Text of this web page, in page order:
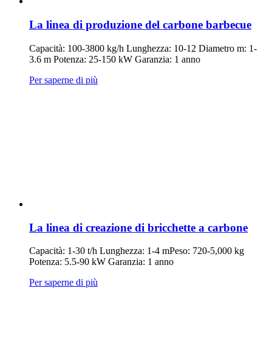
La linea di produzione del carbone barbecue
Capacità: 100-3800 kg/h Lunghezza: 10-12 Diametro m: 1-
3.6 m Potenza: 25-150 kW Garanzia: 1 anno
Per saperne di più
La linea di creazione di bricchette a carbone
Capacità: 1-30 t/h Lunghezza: 1-4 mPeso: 720-5,000 kg
Potenza: 5.5-90 kW Garanzia: 1 anno
Per saperne di più